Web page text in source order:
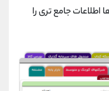
جامع تری را